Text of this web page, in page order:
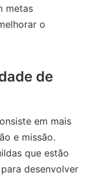
metas
o
de
em mais
e missão.
que estão
desenvolver